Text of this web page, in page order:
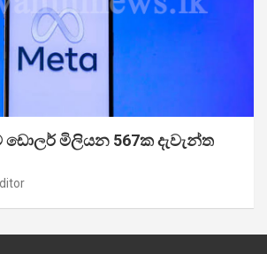
ඩොලර් මිලියන 567ක දැවැන්ත